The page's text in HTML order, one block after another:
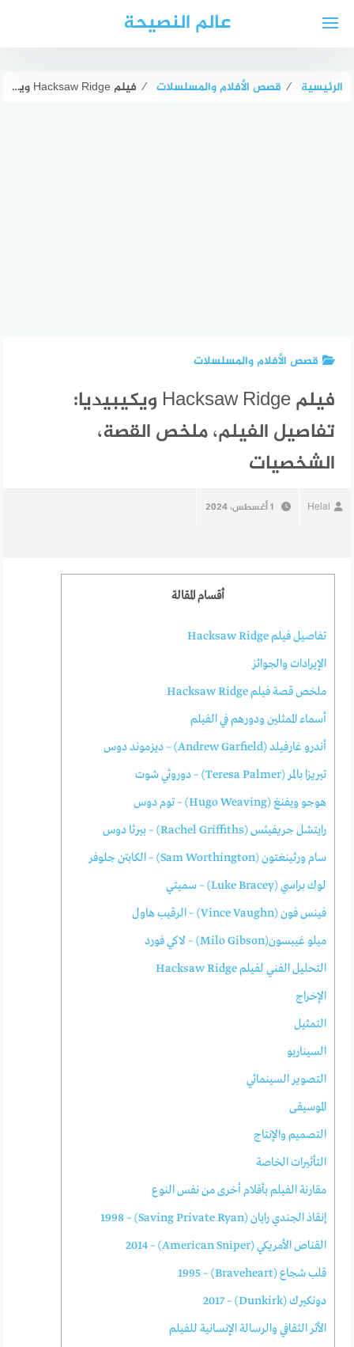
عالم النصيحة
الرئيسية ⁄ قصص الأفلام والمسلسلات ⁄ فيلم Hacksaw Ridge ويكيبيديا: تفاصيل الفيلم، ملخص القصة، الشخصيات
قصص الأفلام والمسلسلات
فيلم Hacksaw Ridge ويكيبيديا:
تفاصيل الفيلم، ملخص القصة،
الشخصيات
Helal 1 أغسطس، 2024
أقسام المقالة
تفاصيل فيلم Hacksaw Ridge
الإيرادات والجوائز
ملخص قصة فيلم Hacksaw Ridge
أسماء الممثلين ودورهم في الفيلم
أندرو غارفيلد (Andrew Garfield) – ديزموند دوس
تيريزا بالمر (Teresa Palmer) – دوروثي شوت
هوجو ويفنغ (Hugo Weaving) – توم دوس
رايتشل جريفيثس (Rachel Griffiths) – بيرثا دوس
سام ورثينغتون (Sam Worthington) – الكابتن جلوفر
لوك براسي (Luke Bracey) – سميتي
فينس فون (Vince Vaughn) – الرقيب هاول
ميلو غيبسون(Milo Gibson) – لاكي فورد
التحليل الفني لفيلم Hacksaw Ridge
الإخراج
التمثيل
السيناريو
التصوير السينمائي
الموسيقى
التصميم والإنتاج
التأثيرات الخاصة
مقارنة الفيلم بأفلام أخرى من نفس النوع
إنقاذ الجندي رايان (Saving Private Ryan) – 1998
القناص الأمريكي (American Sniper) – 2014
قلب شجاع (Braveheart) – 1995
دونكيرك (Dunkirk) – 2017
الأثر الثقافي والرسالة الإنسانية للفيلم